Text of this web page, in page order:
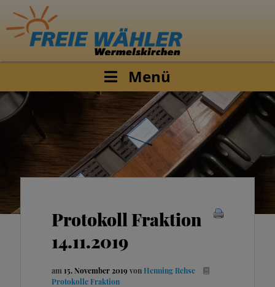
Menü
Protokoll Fraktion
14.11.2019
am 15. November 2019 von Henning Rehse
Protokolle Fraktion